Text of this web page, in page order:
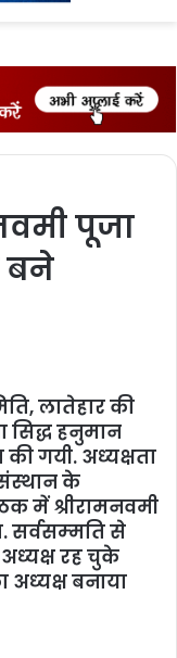
पूजा
बने
लातेहार की
हनुमान
गयी. अध्‍यक्षता
के
में श्रीरामनवमी
सर्वसम्‍मति से
रह चुके
अध्‍यक्ष बनाया